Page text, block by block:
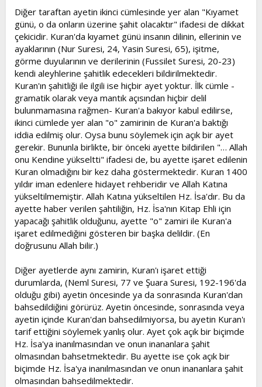
Diğer taraftan ayetin ikinci cümlesinde yer alan "Kıyamet
günü, o da onların üzerine şahit olacaktır" ifadesi de dikkat
çekicidir. Kuran'da kıyamet günü insanın dilinin, ellerinin ve
ayaklarının (Nur Suresi, 24, Yasin Suresi, 65), işitme,
görme duyularının ve derilerinin (Fussilet Suresi, 20-23)
kendi aleyhlerine şahitlik edecekleri bildirilmektedir.
Kuran'ın şahitliği ile ilgili ise hiçbir ayet yoktur. İlk cümle -
gramatik olarak veya mantık açısından hiçbir delil
bulunmamasına rağmen- Kuran'a bakıyor kabul edilirse,
ikinci cümlede yer alan "o" zamirinin de Kuran'a baktığı
iddia edilmiş olur. Oysa bunu söylemek için açık bir ayet
gerekir. Bununla birlikte, bir önceki ayette bildirilen "… Allah
onu Kendine yükseltti" ifadesi de, bu ayette işaret edilenin
Kuran olmadığını bir kez daha göstermektedir. Kuran 1400
yıldır iman edenlere hidayet rehberidir ve Allah Katına
yükseltilmemiştir. Allah Katına yükseltilen Hz. İsa'dır. Bu da
ayette haber verilen şahtiliğin, Hz. İsa'nın Kitap Ehli için
yapacağı şahitlik olduğunu, ayette "o" zamiri ile Kuran'a
işaret edilmediğini gösteren bir başka delildir. (En
doğrusunu Allah bilir.)
Diğer ayetlerde aynı zamirin, Kuran'ı işaret ettiği
durumlarda, (Neml Suresi, 77 ve Şuara Suresi, 192-196'da
olduğu gibi) ayetin öncesinde ya da sonrasında Kuran'dan
bahsedildiğini görürüz. Ayetin öncesinde, sonrasında veya
ayetin içinde Kuran'dan bahsedilmiyorsa, bu ayetin Kuran'ı
tarif ettiğini söylemek yanlış olur. Ayet çok açık bir biçimde
Hz. İsa'ya inanılmasından ve onun inananlara şahit
olmasından bahsetmektedir. Bu ayette ise çok açık bir
biçimde Hz. İsa'ya inanılmasından ve onun inananlara şahit
olmasından bahsedilmektedir.